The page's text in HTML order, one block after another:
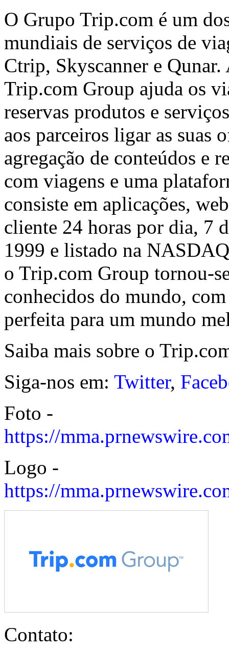
O Grupo Trip.com é um
mundiais de serviços de
Ctrip, Skyscanner e Qunar.
Trip.com Group ajuda os
reservas produtos e
aos parceiros ligar as suas
agregação de conteúdos e
com viagens e uma
consiste em aplicações,
cliente 24 horas por dia, 7
1999 e listado na
o Trip.com Group tornou-
conhecidos do mundo,
perfeita para um mundo
Saiba mais sobre o
Siga-nos em: Twitter,
Foto -
https://
Logo -
https://
Contato: